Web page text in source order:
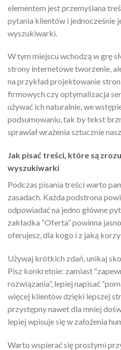
elementem jest przemyślana
pytania klientów i jednocześnie
wyszukiwarki.
W tym miejscu wchodzą w grę
strony internetowe tworzenie,
na przykład projektowanie
firmowych czy optymalizacja
używać ich naturalnie, we
podsumowaniu, tak by tekst
sprawiał wrażenia sztucznie
Jak pisać treści, które są
wyszukiwarki
Podczas pisania treści warto
zasadach. Każda podstrona
odpowiadać na jedno główne
zakładka “Oferta” powinna
oferujesz, dla kogo i z jaką
Używaj krótkich zdań, unikaj
Pisz konkretnie: zamiast
rozwiązania”, lepiej napisać
więcej klientów dzięki lepszej
przystępny nawet dla mniej
lepiej wpisuje się w założenia
Warto wspierać się prostymi